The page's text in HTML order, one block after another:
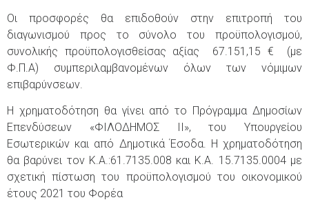
Οι προσφορές θα επιδοθούν στην επιτροπή του
διαγωνισμού προς το σύνολο του προϋπολογισμού,
συνολικής προϋπολογισθείσας αξίας 67.151,15 € (με
Φ.Π.Α) συμπεριλαμβανομένων όλων των νόμιμων
επιβαρύνσεων.
Η χρηματοδότηση θα γίνει από το Πρόγραμμα Δημοσίων
Επενδύσεων «ΦΙΛΟΔΗΜΟΣ ΙΙ», του Υπουργείου
Εσωτερικών και από Δημοτικά Έσοδα. Η χρηματοδότηση
θα βαρύνει τον Κ.Α.:61.7135.008 και Κ.Α. 15.7135.0004 με
σχετική πίστωση του προϋπολογισμού του οικονομικού
έτους 2021 του Φορέα